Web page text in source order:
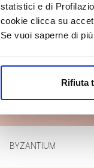
statistici e di
cookie clicca su
Se vuoi saperne di
Rifiuta
BYZANTIUM